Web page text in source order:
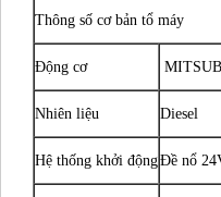
Thông số cơ bản tổ máy
Động cơ
Nhiên liệu Diesel
Hệ thống khởi độngĐề nổ